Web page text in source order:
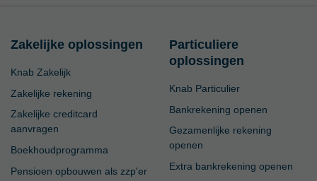
Zakelijke oplossingen
Knab Zakelijk
Zakelijke rekening
Zakelijke creditcard
aanvragen
Boekhoudprogramma
Pensioen opbouwen als zzp'er
Particuliere
oplossingen
Knab Particulier
Bankrekening openen
Gezamenlijke rekening
openen
Extra bankrekening openen